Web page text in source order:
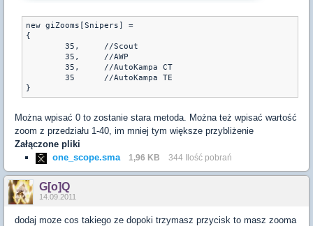
new giZooms[Snipers] =
{
}
Można wpisać 0 to zostanie stara metoda. Można też wpisać wartość
zoom z przedziału 1-40, im mniej tym większe przybliżenie
Załączone pliki
one_scope.sma
1,96 KB 344 Ilość pobrań
G[o]Q
14.09.2011
dodaj moze cos takiego ze dopoki trzymasz przycisk to masz zooma